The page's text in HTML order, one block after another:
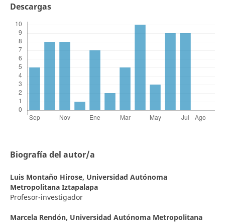
Descargas
Biografía del autor/a
Luis Montaño Hirose, Universidad Autónoma
Metropolitana Iztapalapa
Profesor-investigador
Marcela Rendón, Universidad Autónoma Metropolitana